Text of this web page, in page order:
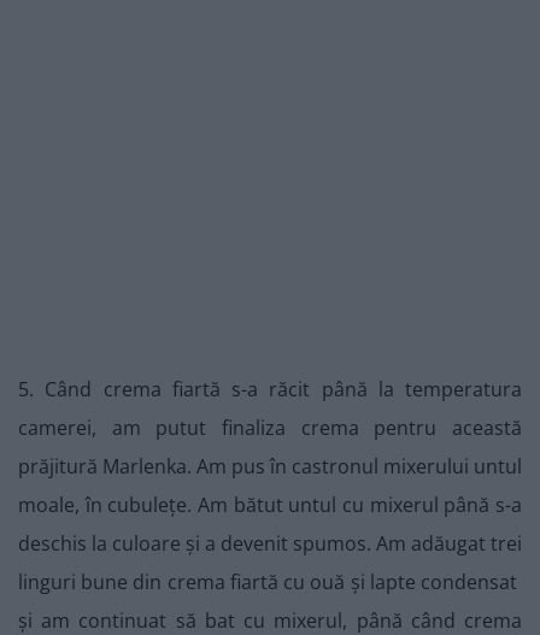
5. Când crema fiartă s-a răcit până la temperatura
camerei, am putut finaliza crema pentru această
prăjitură Marlenka. Am pus în castronul mixerului untul
moale, în cubulețe. Am bătut untul cu mixerul până s-a
deschis la culoare și a devenit spumos. Am adăugat trei
linguri bune din crema fiartă cu ouă și lapte condensat
și am continuat să bat cu mixerul, până când crema